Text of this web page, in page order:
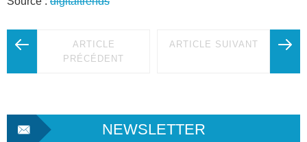
ARTICLE
PRÉCÉDENT
ARTICLE SUIVANT
NEWSLETTER